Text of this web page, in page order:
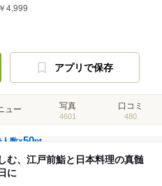
4,999
アプリで保存
ュー 写真
4601
口コミ
480
数×50pt
む、江戸前鮨と日本料理の真髄
に